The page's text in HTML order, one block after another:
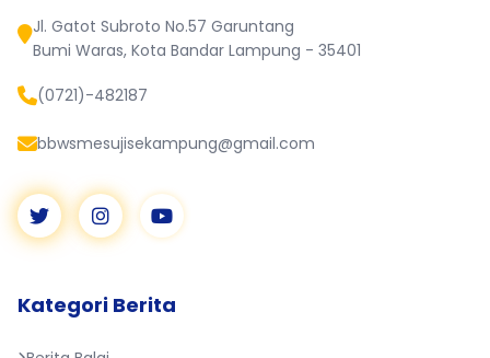
Jl. Gatot Subroto No.57 Garuntang
Bumi Waras, Kota Bandar Lampung - 35401
(0721)-482187
bbwsmesujisekampung@gmail.com
Kategori Berita